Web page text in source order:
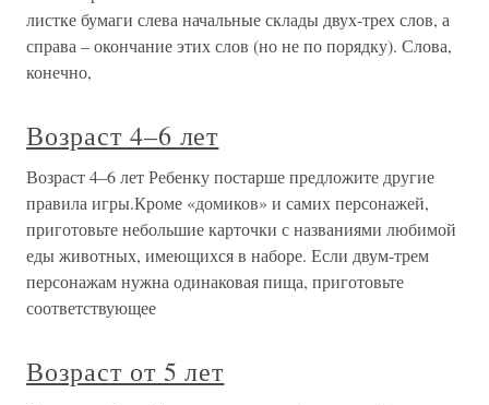
листке бумаги слева начальные склады двух-трех слов, а
справа – окончание этих слов (но не по порядку). Слова,
конечно,
Возраст 4–6 лет
Возраст 4–6 лет Ребенку постарше предложите другие
правила игры.Кроме «домиков» и самих персонажей,
приготовьте небольшие карточки с названиями любимой
еды животных, имеющихся в наборе. Если двум-трем
персонажам нужна одинаковая пища, приготовьте
соответствующее
Возраст от 5 лет